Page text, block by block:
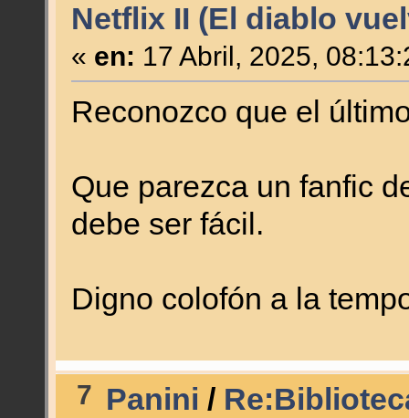
Netflix II (El diablo
« en: 17 Abril, 2025,
Reconozco que el
Que parezca un fanfic
debe ser fácil.
Digno colofón a la
7 Panini /